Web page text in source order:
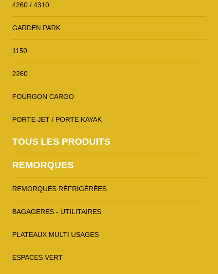
4260 / 4310
GARDEN PARK
1150
2260
FOURGON CARGO
PORTE JET / PORTE KAYAK
TOUS LES PRODUITS
REMORQUES
REMORQUES RÉFRIGÉRÉES
BAGAGERES - UTILITAIRES
PLATEAUX MULTI USAGES
ESPACES VERT